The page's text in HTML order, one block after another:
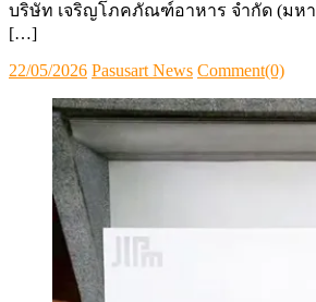
บริษัท เจริญโภคภัณฑ์อาหาร จำกัด (มหา
[…]
Posted
22/05/2026 Author
Pasusart News Comment(0)